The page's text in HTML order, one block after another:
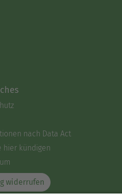
nach Data Act
hier kündigen
widerrufen